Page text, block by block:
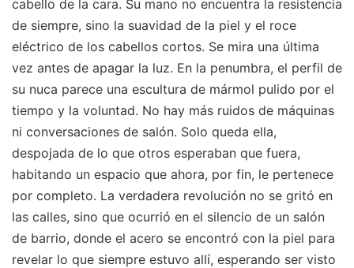
cabello de la cara. Su mano no encuentra la resistencia
de siempre, sino la suavidad de la piel y el roce
eléctrico de los cabellos cortos. Se mira una última
vez antes de apagar la luz. En la penumbra, el perfil de
su nuca parece una escultura de mármol pulido por el
tiempo y la voluntad. No hay más ruidos de máquinas
ni conversaciones de salón. Solo queda ella,
despojada de lo que otros esperaban que fuera,
habitando un espacio que ahora, por fin, le pertenece
por completo. La verdadera revolución no se gritó en
las calles, sino que ocurrió en el silencio de un salón
de barrio, donde el acero se encontró con la piel para
revelar lo que siempre estuvo allí, esperando ser visto